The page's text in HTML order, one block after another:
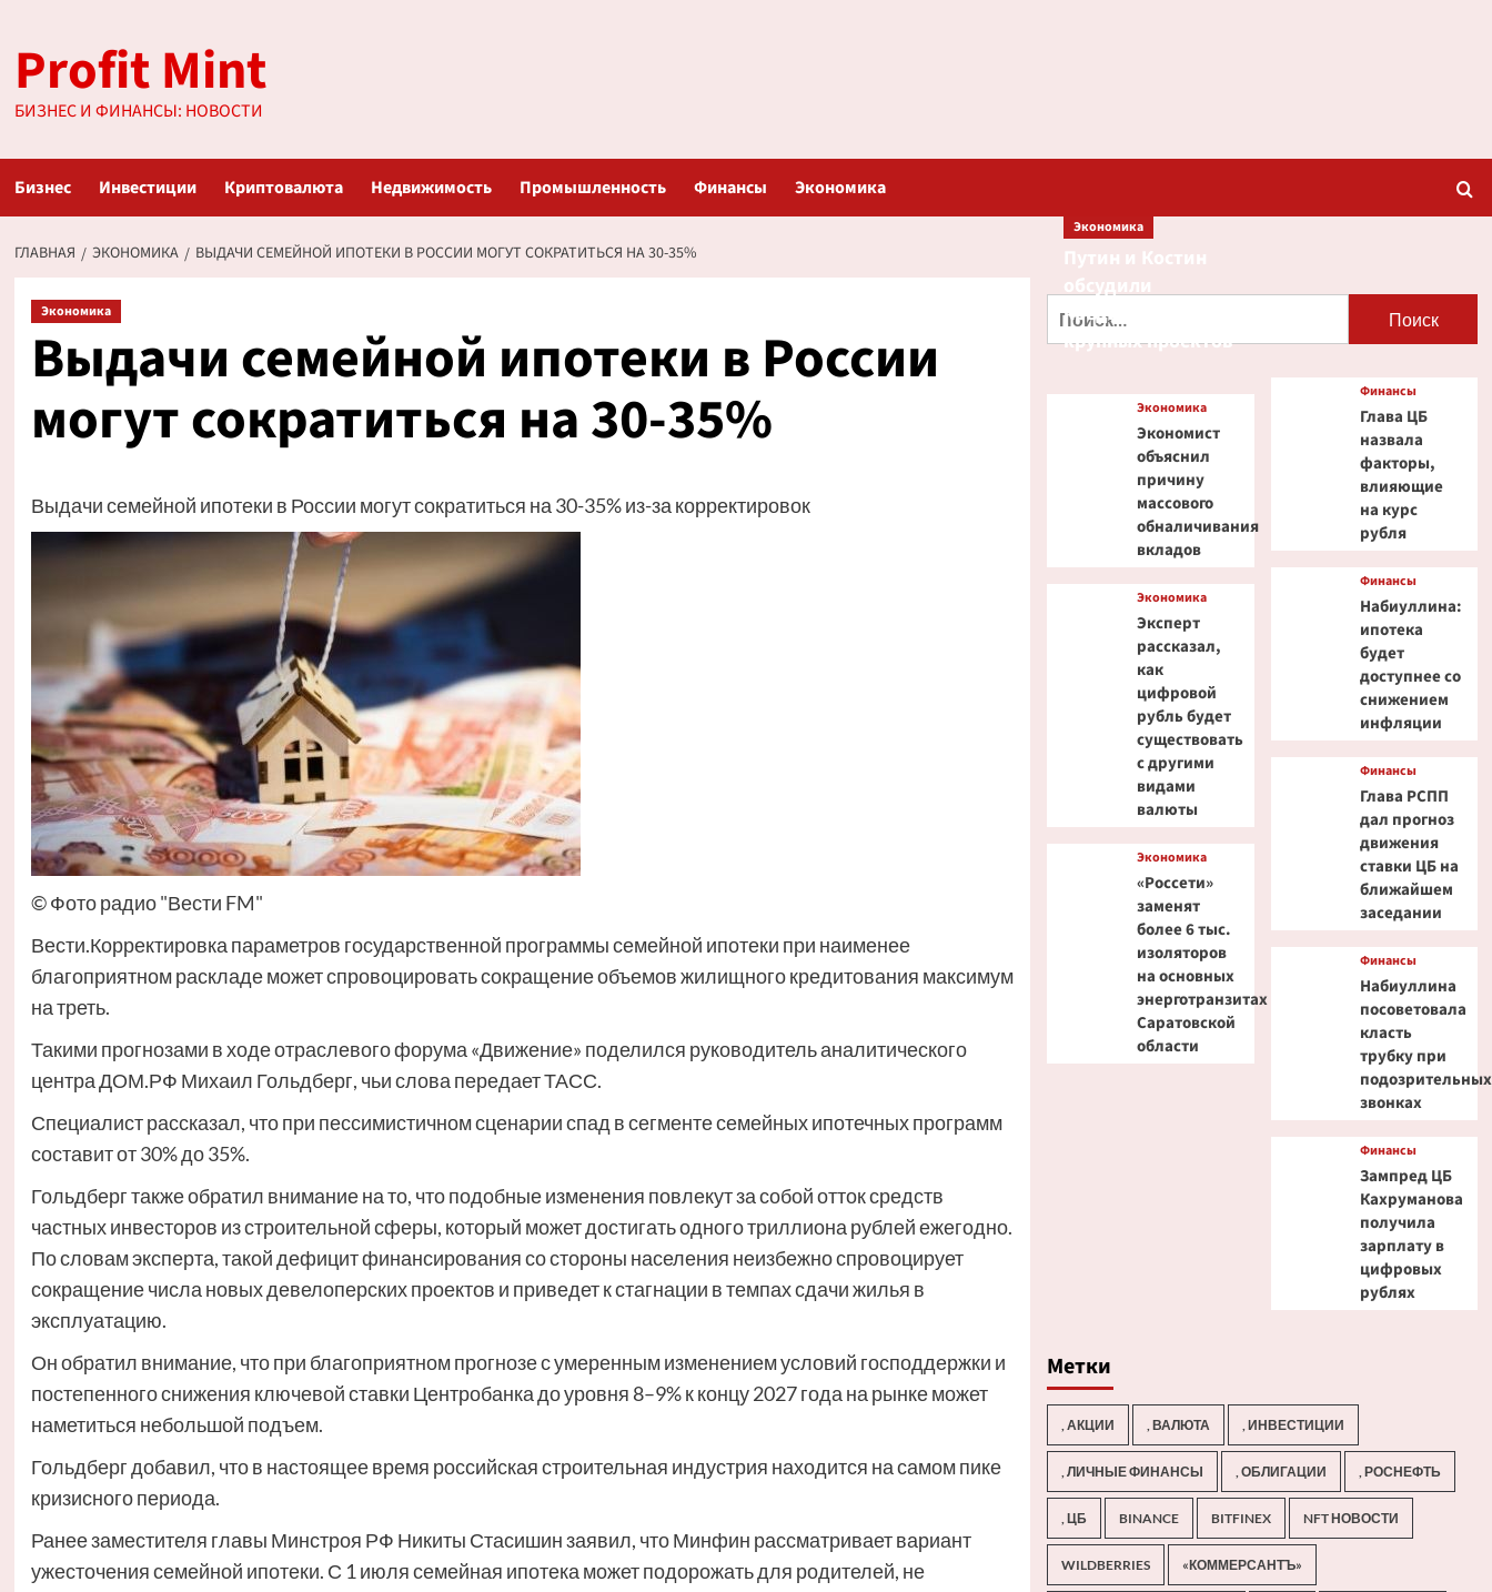
содержимому
Profit Mint
БИЗНЕС И ФИНАНСЫ: НОВОСТИ
Бизнес Инвестиции Криптовалюта Недвижимость Промышленность Финансы Экономика
ГЛАВНАЯ ЭКОНОМИКА ВЫДАЧИ СЕМЕЙНОЙ ИПОТЕКИ В РОССИИ МОГУТ СОКРАТИТЬСЯ НА 30-35%
Экономика
Выдачи семейной ипотеки в России
могут сократиться на 30-35%
Выдачи семейной ипотеки в России могут сократиться на 30-35% из-за корректировок
© Фото радио "Вести FM"
Вести.Корректировка параметров государственной программы семейной ипотеки при наименее
благоприятном раскладе может спровоцировать сокращение объемов жилищного кредитования максимум
на треть.
Такими прогнозами в ходе отраслевого форума «Движение» поделился руководитель аналитического
центра ДОМ.РФ Михаил Гольдберг, чьи слова передает ТАСС.
Специалист рассказал, что при пессимистичном сценарии спад в сегменте семейных ипотечных программ
составит от 30% до 35%.
Гольдберг также обратил внимание на то, что подобные изменения повлекут за собой отток средств
частных инвесторов из строительной сферы, который может достигать одного триллиона рублей ежегодно.
По словам эксперта, такой дефицит финансирования со стороны населения неизбежно спровоцирует
сокращение числа новых девелоперских проектов и приведет к стагнации в темпах сдачи жилья в
эксплуатацию.
Он обратил внимание, что при благоприятном прогнозе с умеренным изменением условий господдержки и
постепенного снижения ключевой ставки Центробанка до уровня 8–9% к концу 2027 года на рынке может
наметиться небольшой подъем.
Гольдберг добавил, что в настоящее время российская строительная индустрия находится на самом пике
кризисного периода.
Ранее заместителя главы Минстроя РФ Никиты Стасишин заявил, что Минфин рассматривает вариант
ужесточения семейной ипотеки. С 1 июля семейная ипотека может подорожать для родителей, не
Экономика
кредитование
крупных проектов
Экономика
Экономист
объяснил
причину
массового
обналичивания
вкладов
Экономика
Эксперт
рассказал,
как
цифровой
рубль будет
существовать
с другими
видами
валюты
Экономика
«Россети»
заменят
более 6 тыс.
изоляторов
на основных
энерготранзитах
Саратовской
области
Финансы
Глава ЦБ
назвала
факторы,
влияющие
на курс
рубля
Финансы
Набиуллина:
ипотека
будет
доступнее со
снижением
инфляции
Финансы
Глава РСПП
дал прогноз
движения
ставки ЦБ на
ближайшем
заседании
Финансы
Набиуллина
посоветовала
класть
трубку при
подозрительных
звонках
Финансы
Зампред ЦБ
Кахруманова
получила
зарплату в
цифровых
рублях
Метки
, АКЦИИ , ВАЛЮТА , ИНВЕСТИЦИИ
, ЛИЧНЫЕ ФИНАНСЫ , ОБЛИГАЦИИ , РОСНЕФТЬ
, ЦБ BINANCE BITFINEX NFT НОВОСТИ
WILDBERRIES «КОММЕРСАНТЪ»